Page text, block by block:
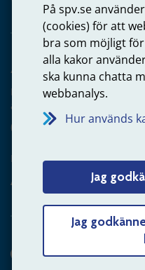
På spv.se
(cookies) för att
bra som möjligt
alla kakor
ska kunna chatta
webbanalys.
Hur används
Jag
Jag
Arbetsgivare
Frågor om administration
anställning
060-18 75 03
Kontakta oss
Arbetsgivare –
Hitta svaret på din